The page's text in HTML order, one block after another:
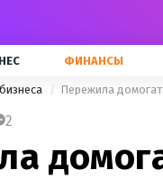
ФИНАНСЫ
2